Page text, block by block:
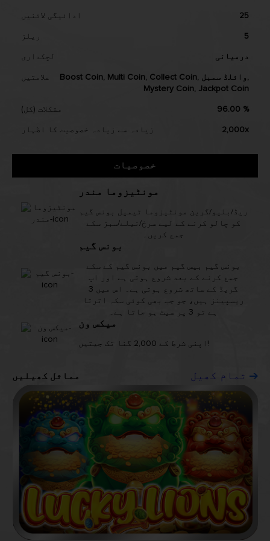
ادائیگی لائنیں 25
ریلز 5
لچکداری درمیانی
علامتیں
Boost Coin, Multi Coin, Collect Coin, وائلڈ سمبل,
Mystery Coin, Jackpot Coin
مشکلات (کل) 96.00 %
زیادہ سے زیادہ خصوصیت کا اظہار 2,000x
خصوصیات
مونٹیزوما مندر
ریڈ/بلیو/گرین مونٹیزوما ٹیمپل بونس گیم
کو چالو کرنے کے لیے سرخ/نیلے/سبز سکے
جمع کریں۔
بونس گیم
بونس گیم بیس گیم میں بونس گیم کے سکے
جمع کرنے کے بعد شروع ہوتی ہے اور اپ
گریڈ کے ساتھ شروع ہوتی ہے۔ اس میں 3
ریسپینز ہیں، جو جب بھی کوئی سکہ اترتا
ہے تو 3 پر سیٹ ہو جاتا ہے۔
میکس ون
اپنی شرط کے 2,000 گنا تک جیتیں!
مماثل کھیلیں تمام کھیل